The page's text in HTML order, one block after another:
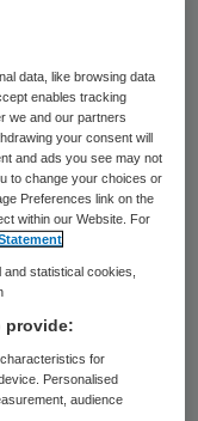
jaar
hij de
coach
Ze
in
laatstelijk
executive
hun
data, like browsing data
enables tracking
we and our partners
your consent will
and ads you see may not
to change your choices or
Preferences link on the
within our Website. For
statistical cookies,
provide:
for
Personalised
audience